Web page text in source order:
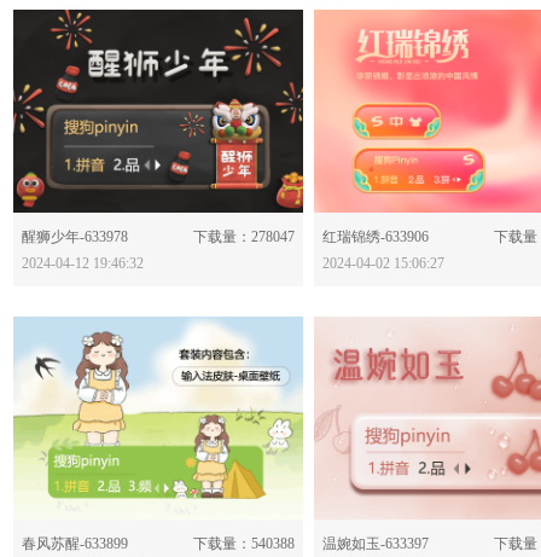
分享：
醒狮少年-633978
下载量：278047
2024-04-12 19:46:32
分享：
红瑞锦绣-633906
下载量
2024-04-02 15:06:27
分享：
春风苏醒-633899
下载量：540388
分享：
温婉如玉-633397
下载量